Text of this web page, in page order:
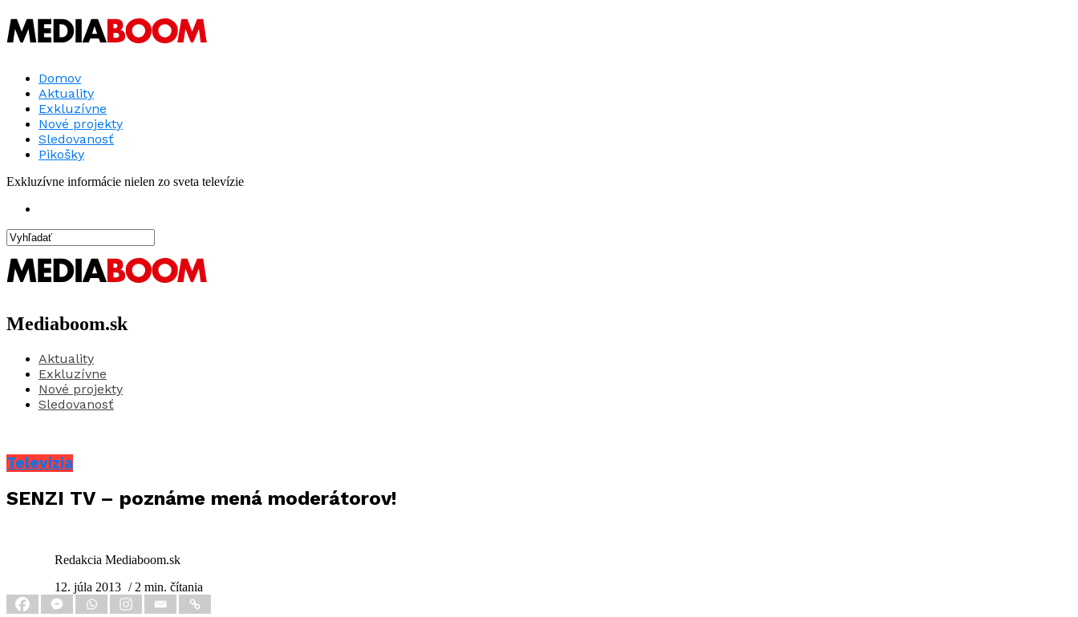
Domov
Aktuality
Exkluzívne
Nové projekty
Sledovanosť
Pikošky
Exkluzívne informácie nielen zo sveta televízie
Mediaboom.sk
Aktuality
Exkluzívne
Nové projekty
Sledovanosť
Televízia
SENZI TV – poznáme mená moderátorov!
Redakcia Mediaboom.sk
12. júla 2013 / 2 min. čítania